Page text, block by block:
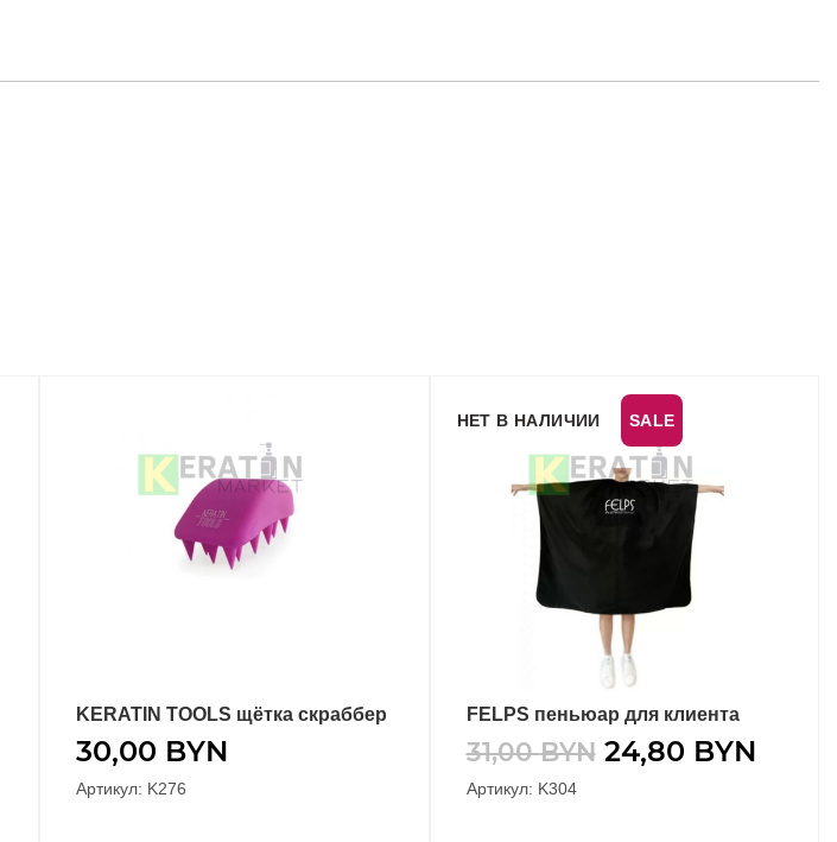
В КОРЗИНУ
KERATIN TOOLS щётка скраббер
30,00 BYN
Артикул: K276
SALE
НЕТ В НАЛИЧИИ
ПОДРОБНЕЕ
FELPS пеньюар для клиента
31,00BYN 24,80 BYN
Артикул: K304